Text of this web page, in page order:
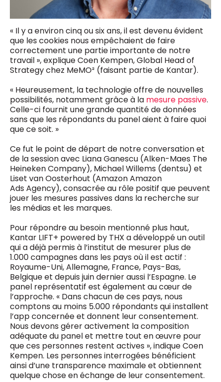
« Il y a environ cinq ou six ans, il est devenu évident
que les cookies nous empêchaient de faire
correctement une partie importante de notre
travail », explique Coen Kempen, Global Head of
Strategy chez MeMO² (faisant partie de Kantar).
« Heureusement, la technologie offre de nouvelles
possibilités, notamment grâce à la mesure passive.
Celle-ci fournit une grande quantité de données
sans que les répondants du panel aient à faire quoi
que ce soit. »
Ce fut le point de départ de notre conversation et
de la session avec Liana Ganescu (Alken-Maes The
Heineken Company), Michael Willems (dentsu) et
Liset van Oosterhout (Amazon Amazon
Ads Agency), consacrée au rôle positif que peuvent
jouer les mesures passives dans la recherche sur
les médias et les marques.
Pour répondre au besoin mentionné plus haut,
Kantar LIFT+ powered by THX a développé un outil
qui a déjà permis à l’institut de mesurer plus de
1.000 campagnes dans les pays où il est actif :
Royaume-Uni, Allemagne, France, Pays-Bas,
Belgique et depuis juin dernier aussi l’Espagne. Le
panel représentatif est également au cœur de
l’approche. « Dans chacun de ces pays, nous
comptons au moins 5.000 répondants qui installent
l’app concernée et donnent leur consentement.
Nous devons gérer activement la composition
adéquate du panel et mettre tout en œuvre pour
que ces personnes restent actives », indique Coen
Kempen. Les personnes interrogées bénéficient
ainsi d’une transparence maximale et obtiennent
quelque chose en échange de leur consentement.